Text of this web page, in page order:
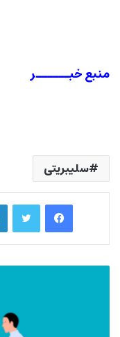
منبع خبــــــر
سلیبریتی
فیس بوک